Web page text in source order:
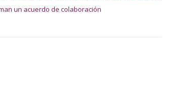
un acuerdo de colaboración